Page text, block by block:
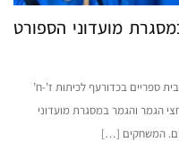
מועדוני הספורט
ספריים בכדורעף לכיתות ז’-ח’
התקיימו משחקי חצי הגמר והגמר במסגרת מועדוני
המשחקים […]